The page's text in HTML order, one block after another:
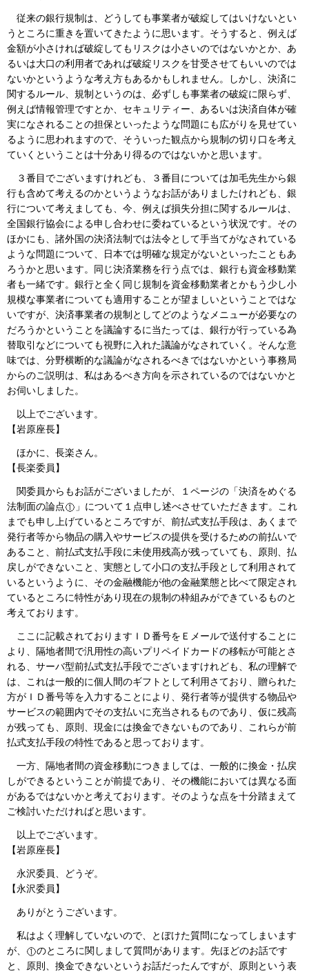
従来の銀行規制は、どうしても事業者が破綻してはいけないとい
うところに重きを置いてきたように思います。そうすると、例えば
金額が小さければ破綻してもリスクは小さいのではないかとか、あ
るいは大口の利用者であれば破綻リスクを甘受させてもいいのでは
ないかというような考え方もあるかもしれません。しかし、決済に
関するルール、規制というのは、必ずしも事業者の破綻に限らず、
例えば情報管理ですとか、セキュリティー、あるいは決済自体が確
実になされることの担保といったような問題にも広がりを見せてい
るように思われますので、そういった観点から規制の切り口を考え
ていくということは十分あり得るのではないかと思います。
３番目でございますけれども、３番目については加毛先生から銀
行も含めて考えるのかというようなお話がありましたけれども、銀
行について考えましても、今、例えば損失分担に関するルールは、
全国銀行協会による申し合わせに委ねているという状況です。その
ほかにも、諸外国の決済法制では法令として手当てがなされている
ような問題について、日本では明確な規定がないといったこともあ
ろうかと思います。同じ決済業務を行う点では、銀行も資金移動業
者も一緒です。銀行と全く同じ規制を資金移動業者とかもう少し小
規模な事業者についても適用することが望ましいということではな
いですが、決済事業者の規制としてどのようなメニューが必要なの
だろうかということを議論するに当たっては、銀行が行っている為
替取引などについても視野に入れた議論がなされていく。そんな意
味では、分野横断的な議論がなされるべきではないかという事務局
からのご説明は、私はあるべき方向を示されているのではないかと
お伺いしました。
以上でございます。
【岩原座長】
ほかに、長楽さん。
【長楽委員】
関委員からもお話がございましたが、１ページの「決済をめぐる
法制面の論点
」について１点申し述べさせていただきます。これ
までも申し上げているところですが、前払式支払手段は、あくまで
発行者等から物品の購入やサービスの提供を受けるための前払いで
あること、前払式支払手段に未使用残高が残っていても、原則、払
戻しができないこと、実態として小口の支払手段として利用されて
いるというように、その金融機能が他の金融業態と比べて限定され
ているところに特性があり現在の規制の枠組みができているものと
考えております。
ここに記載されておりますＩＤ番号をＥメールで送付することに
より、隔地者間で汎用性の高いプリペイドカードの移転が可能とさ
れる、サーバ型前払式支払手段でございますけれども、私の理解で
は、これは一般的に個人間のギフトとして利用さており、贈られた
方がＩＤ番号等を入力することにより、発行者等が提供する物品や
サービスの範囲内でその支払いに充当されるものであり、仮に残高
が残っても、原則、現金には換金できないものであり、これらが前
払式支払手段の特性であると思っております。
一方、隔地者間の資金移動につきましては、一般的に換金・払戻
しができるということが前提であり、その機能においては異なる面
があるではないかと考えております。そのような点を十分踏まえて
ご検討いただければと思います。
以上でございます。
【岩原座長】
永沢委員、どうぞ。
【永沢委員】
ありがとうございます。
私はよく理解していないので、とぼけた質問になってしまいます
が、
のところに関しまして質問があります。先ほどのお話です
と、原則、換金できないというお話だったんですが、原則という表